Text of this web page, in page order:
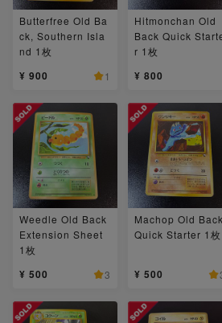
Butterfree Old Ba
ck, Southern Isla
nd 1枚
¥ 900 1
Hitmonchan Old
Back Quick
r 1枚
¥ 800
Weedle Old Back
Extension Sheet
1枚
¥ 500 3
Machop Old Back
Quick Starter 1枚
¥ 500